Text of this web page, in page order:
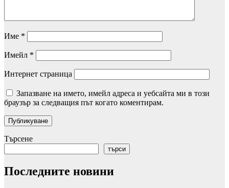
Име *
Имейл *
Интернет страница
Запазване на името, имейл адреса и уебсайта ми в този
браузър за следващия път когато коментирам.
Търсене
търси
Последните новини